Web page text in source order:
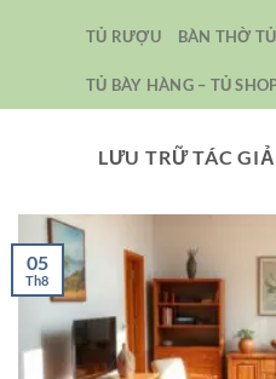
TỦ RƯỢU BÀN THỜ
TỦ BÀY HÀNG – TỦ
LƯU TRỮ TÁC
05
Th8